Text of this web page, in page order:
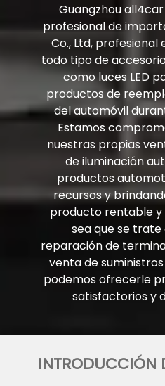
Guangzhou
profesional de
Co., Ltd, profesional
todo tipo de
como luces LED
productos de
del automóvil
Estamos
nuestras propias
de iluminación
productos
recursos y
producto rentable y
sea que se
reparación de
venta de
podemos ofrecerle
satisfactorios y
INTRODUCCIÓN